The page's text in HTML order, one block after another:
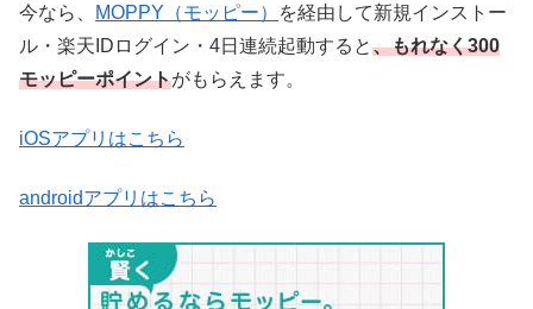
今なら、 MOPPY（モッピー）
を経由して新規インストー
ル・楽天IDログイン・4日連続起動すると、もれなく300
モッピーポイントがもらえます。
iOSアプリはこちら
androidアプリはこちら